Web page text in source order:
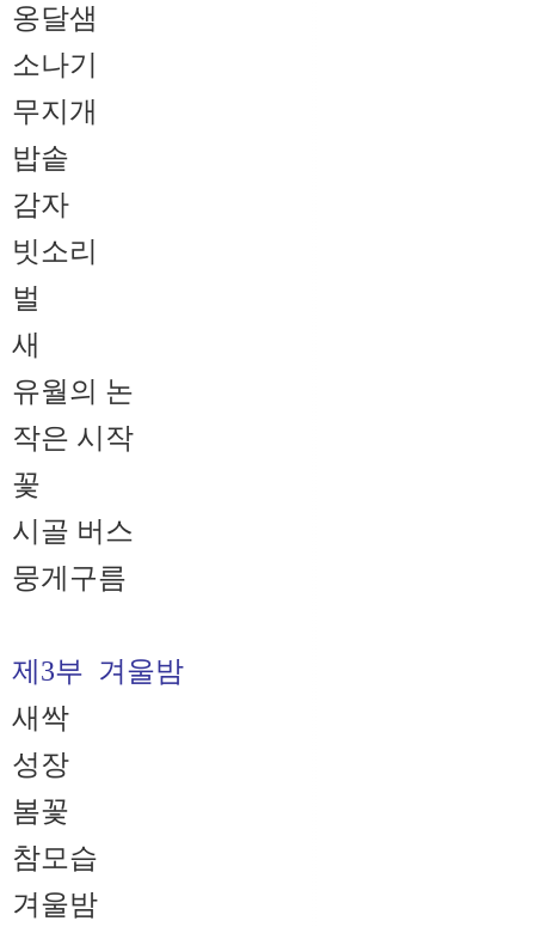
옹달샘
소나기
무지개
밥솥
감자
빗소리
벌
새
유월의 논
작은 시작
꽃
시골 버스
뭉게구름
제3부 겨울밤
새싹
성장
봄꽃
참모습
겨울밤